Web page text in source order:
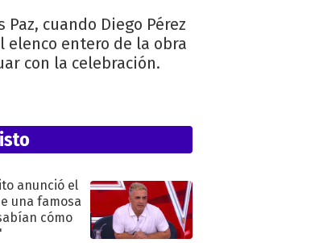
cuando Diego Pérez
elenco entero de la obra
con la celebración.
anunció el
una famosa
cómo